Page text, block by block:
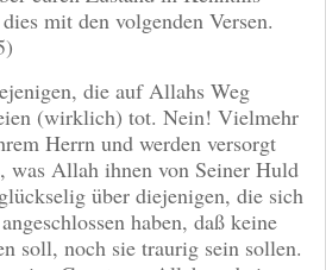
mit den volgenden Versen.
die auf Allahs Weg
(wirklich) tot. Nein! Vielmehr
Herrn und werden versorgt
was Allah ihnen von Seiner Huld
über diejenigen, die sich
haben, daß keine
soll, noch sie traurig sein sollen.